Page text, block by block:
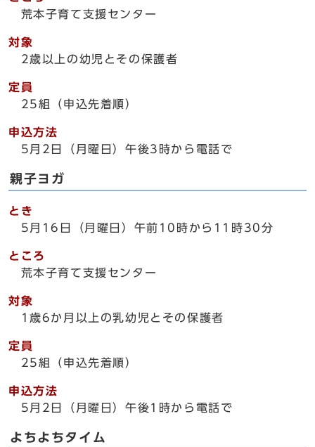
荒本子育て支援センター
対象
2歳以上の幼児とその保護者
定員
25組（申込先着順）
申込方法
5月2日（月曜日）午後3時から電話で
親子ヨガ
とき
5月16日（月曜日）午前10時から11時30分
ところ
荒本子育て支援センター
対象
1歳6か月以上の乳幼児とその保護者
定員
25組（申込先着順）
申込方法
5月2日（月曜日）午後1時から電話で
よちよちタイム